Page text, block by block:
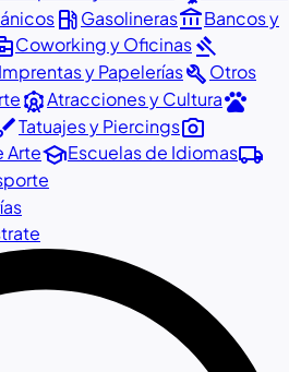
local_gas_stationGasolinerasaccount_balanceBancos y
Coworking y Oficinasgavel
Imprentas y PapeleríasbuildOtros
attractionsAtracciones y Culturapets
Tatuajes y Piercingsphoto_camera
ArteschoolEscuelas de Idiomaslocal_shipping